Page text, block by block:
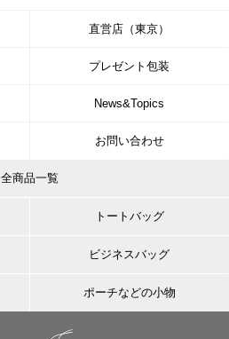
直営店（東京）
プレゼント包装
News&Topics
お問い合わせ
全商品一覧
トートバッグ
ビジネスバッグ
ポーチなどの小物